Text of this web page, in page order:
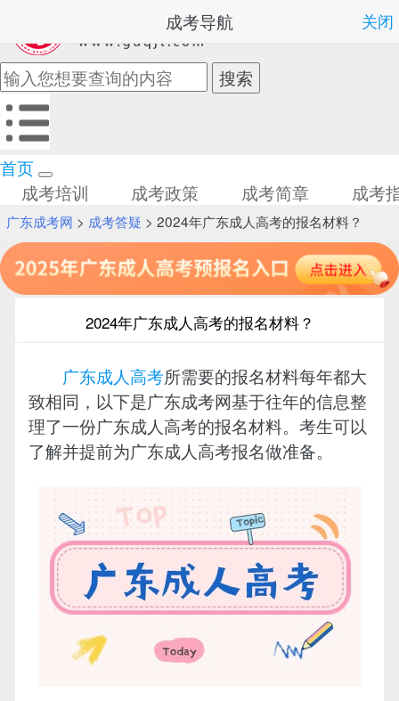
首页
成考培训
成考政策 成考简章 成考
广东成考网 > 成考答疑 > 2024年广东成人高考的报名材料？
2024年广东成人高考的报名材料？
广东成人高考所需要的报名材料每年都大
致相同，以下是广东成考网基于往年的信息整
理了一份广东成人高考的报名材料。考生可以
了解并提前为广东成人高考报名做准备。
成考导航 关闭